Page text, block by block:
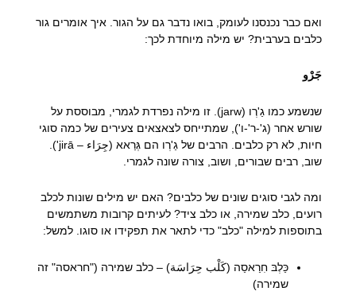
ואם כבר נכנסנו לעומק, בואו נדבר גם על הגור. איך אומרים גור
כלבים בערבית? יש מילה מיוחדת לכך:
جَرْو
שנשמע כמו גַ'רְו (jarw). זו מילה נפרדת לגמרי, מבוססת על
שורש אחר (ג'-ר'-ו'), שמתייחס לצאצאים צעירים של כמה סוגי
חיות, לא רק כלבים. הרבים של גַ'רְו הם גְּרַאא (جِرَاء – jirā').
שוב, רבים שבורים, ושוב, צורה שונה לגמרי.
ומה לגבי סוגים שונים של כלבים? האם יש מילים שונות לכלב
רועים, כלב שמירה, או כלב ציד? לעיתים קרובות משתמשים
בתוספות למילה "כלב" כדי לתאר את תפקידו או סוגו. למשל:
כַּלְבּ חִרַאסַה (كَلْب حِرَاسَة) – כלב שמירה ("חראסה" זה
שמירה)